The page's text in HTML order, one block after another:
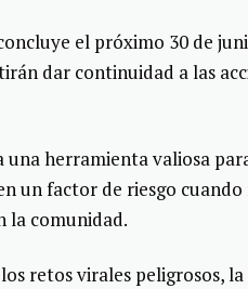
el próximo 30 de
dar continuidad a las
herramienta valiosa
un factor de riesgo
la comunidad.
retos virales peligrosos,